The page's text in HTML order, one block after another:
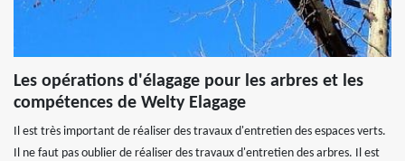
Les opérations d'élagage pour les arbres et les
compétences de Welty Elagage
Il est très important de réaliser des travaux d'entretien des espaces verts.
Il ne faut pas oublier de réaliser des travaux d'entretien des arbres. Il est